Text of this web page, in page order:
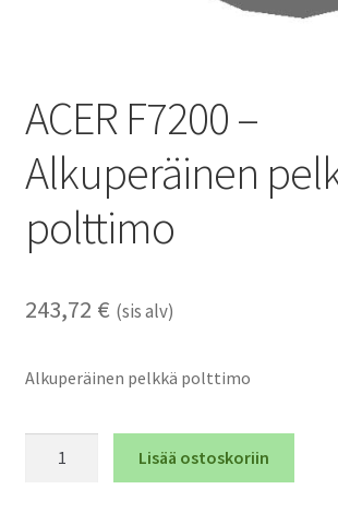
ACER F7200 –
Alkuperäinen
polttimo
243,72 € (sis alv)
Alkuperäinen pelkkä polttimo
Lisää ostoskoriin